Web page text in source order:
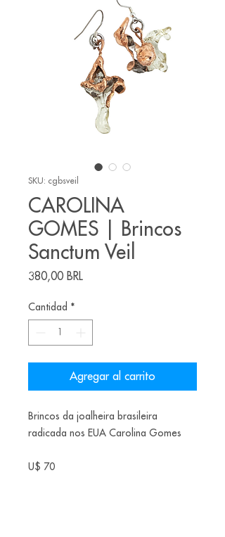
SKU: cgbsveil
CAROLINA
GOMES | Brincos
Sanctum Veil
380,00 BRL
Cantidad *
Agregar al carrito
Brincos da joalheira brasileira
radicada nos EUA Carolina Gomes
U$ 70